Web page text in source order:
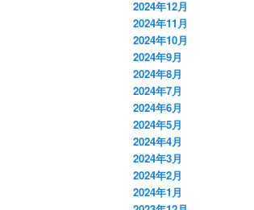
2024年12月
2024年11月
2024年10月
2024年9月
2024年8月
2024年7月
2024年6月
2024年5月
2024年4月
2024年3月
2024年2月
2024年1月